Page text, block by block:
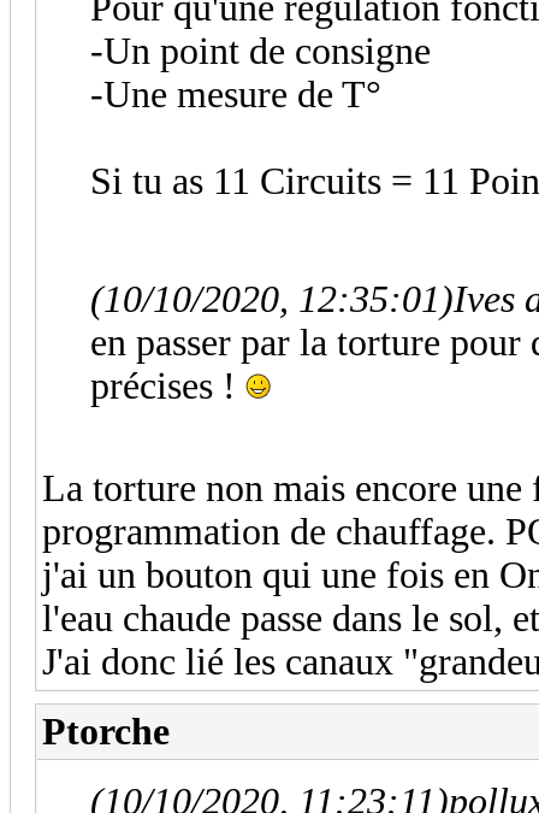
-Un point de consigne
-Une mesure de T°
Si tu as 11 Circuits = 11
(10/10/2020, 12:35:01)Ives
en passer par la torture pour
précises !
La torture non mais encore
programmation de chauffage.
j'ai un bouton qui une fois en
l'eau chaude passe dans le sol,
J'ai donc lié les canaux
Ptorche
(10/10/2020, 11:23:11)